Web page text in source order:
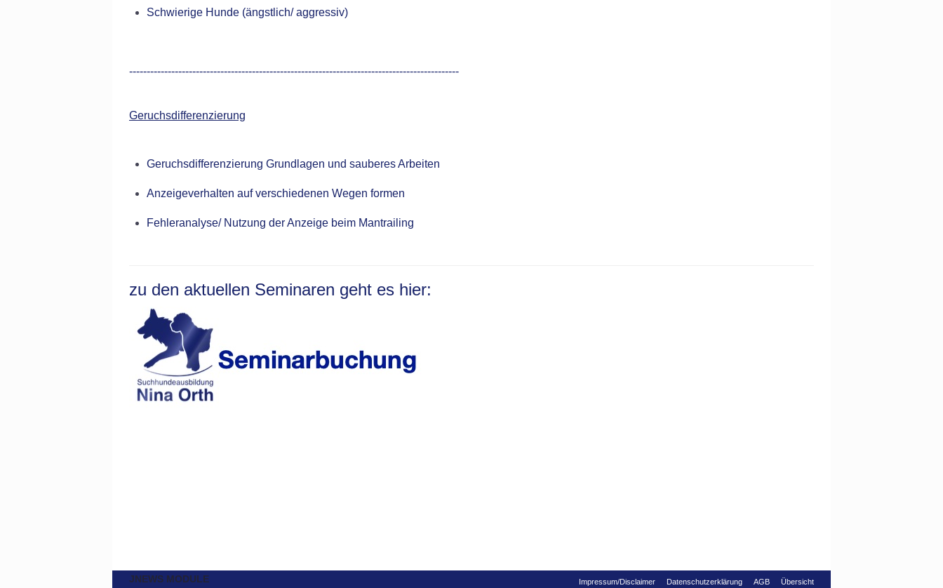
Schwierige Hunde (ängstlich/ aggressiv)
----------------------------------------------------------------------------------------------
Geruchsdifferenzierung
Geruchsdifferenzierung Grundlagen und sauberes Arbeiten
Anzeigeverhalten auf verschiedenen Wegen formen
Fehleranalyse/ Nutzung der Anzeige beim Mantrailing
zu den aktuellen Seminaren geht es hier:
JNEWS MODULE Impressum/Disclaimer Datenschutzerklärung AGB Übersicht